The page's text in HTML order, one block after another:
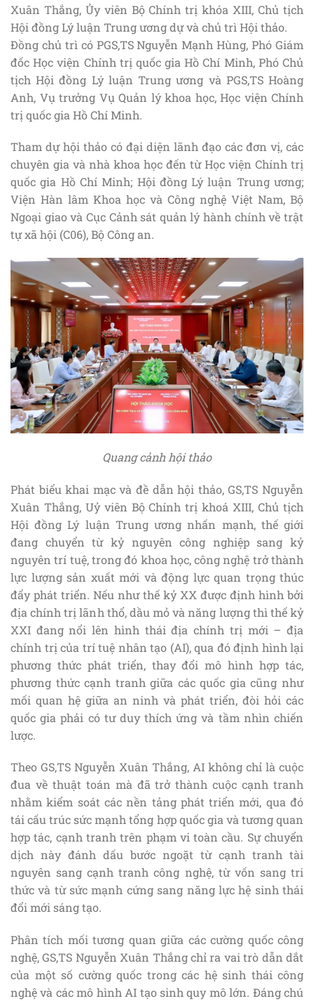
Xuân Thắng, Ủy viên Bộ Chính trị khóa XIII, Chủ tịch
Hội đồng Lý luận Trung ương dự và chủ trì Hội thảo.
Đồng chủ trì có PGS,TS Nguyễn Mạnh Hùng, Phó Giám
đốc Học viện Chính trị quốc gia Hồ Chí Minh, Phó Chủ
tịch Hội đồng Lý luận Trung ương và PGS,TS Hoàng
Anh, Vụ trưởng Vụ Quản lý khoa học, Học viện Chính
trị quốc gia Hồ Chí Minh.
Tham dự hội thảo có đại diện lãnh đạo các đơn vị, các
chuyên gia và nhà khoa học đến từ Học viện Chính trị
quốc gia Hồ Chí Minh; Hội đồng Lý luận Trung ương;
Viện Hàn lâm Khoa học và Công nghệ Việt Nam, Bộ
Ngoại giao và Cục Cảnh sát quản lý hành chính về trật
tự xã hội (C06), Bộ Công an.
Quang cảnh hội thảo
Phát biểu khai mạc và đề dẫn hội thảo, GS,TS Nguyễn
Xuân Thắng, Uỷ viên Bộ Chính trị khoá XIII, Chủ tịch
Hội đồng Lý luận Trung ương nhấn mạnh, thế giới
đang chuyển từ kỷ nguyên công nghiệp sang kỷ
nguyên trí tuệ, trong đó khoa học, công nghệ trở thành
lực lượng sản xuất mới và động lực quan trọng thúc
đẩy phát triển. Nếu như thế kỷ XX được định hình bởi
địa chính trị lãnh thổ, dầu mỏ và năng lượng thì thế kỷ
XXI đang nổi lên hình thái địa chính trị mới – địa
chính trị của trí tuệ nhân tạo (AI), qua đó định hình lại
phương thức phát triển, thay đổi mô hình hợp tác,
phương thức cạnh tranh giữa các quốc gia cũng như
mối quan hệ giữa an ninh và phát triển, đòi hỏi các
quốc gia phải có tư duy thích ứng và tầm nhìn chiến
lược.
Theo GS,TS Nguyễn Xuân Thắng, AI không chỉ là cuộc
đua về thuật toán mà đã trở thành cuộc cạnh tranh
nhằm kiểm soát các nền tảng phát triển mới, qua đó
tái cấu trúc sức mạnh tổng hợp quốc gia và tương quan
hợp tác, cạnh tranh trên phạm vi toàn cầu. Sự chuyển
dịch này đánh dấu bước ngoặt từ cạnh tranh tài
nguyên sang cạnh tranh công nghệ, từ vốn sang tri
thức và từ sức mạnh cứng sang năng lực hệ sinh thái
đổi mới sáng tạo.
Phân tích mối tương quan giữa các cường quốc công
nghệ, GS,TS Nguyễn Xuân Thắng chỉ ra vai trò dẫn dắt
của một số cường quốc trong các hệ sinh thái công
nghệ và các mô hình AI tạo sinh quy mô lớn. Đáng chú